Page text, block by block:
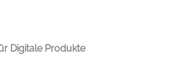
Digitale Produkte